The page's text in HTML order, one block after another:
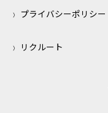
プライバシーポリシー
リクルート